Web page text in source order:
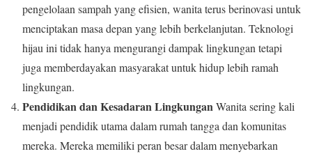
pengelolaan sampah yang efisien, wanita terus berinovasi untuk
menciptakan masa depan yang lebih berkelanjutan. Teknologi
hijau ini tidak hanya mengurangi dampak lingkungan tetapi
juga memberdayakan masyarakat untuk hidup lebih ramah
lingkungan.
Pendidikan dan Kesadaran LingkunganWanita sering kali
menjadi pendidik utama dalam rumah tangga dan komunitas
mereka. Mereka memiliki peran besar dalam menyebarkan